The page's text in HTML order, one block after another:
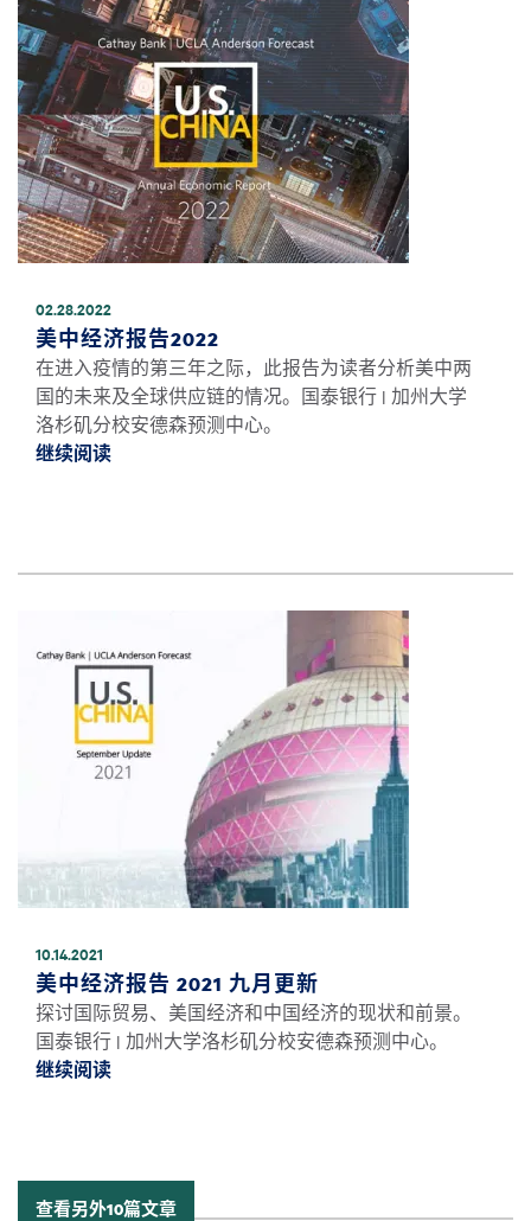
02.28.2022
美中经济报告2022
在进入疫情的第三年之际，此报告为读者分析美中两
国的未来及全球供应链的情况。国泰银行 | 加州大学
洛杉矶分校安德森预测中心。
继续阅读继续阅读美中经济报告2022 *
10.14.2021
美中经济报告 2021 九月更新
探讨国际贸易、美国经济和中国经济的现状和前景。
国泰银行 | 加州大学洛杉矶分校安德森预测中心。
继续阅读继续阅读美中经济报告 2021 九月更新 *
查看另外10篇文章